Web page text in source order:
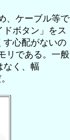
、ケーブル等で
ボタン」をス
す心配がないの
リである。一般
なく、幅